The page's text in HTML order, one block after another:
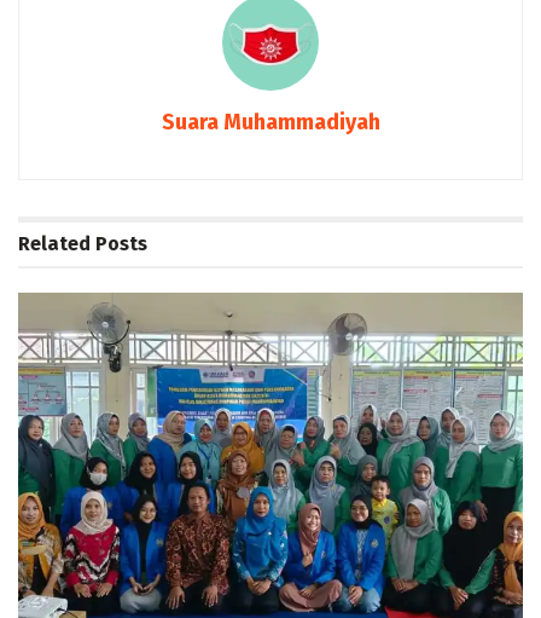
Suara Muhammadiyah
Related Posts